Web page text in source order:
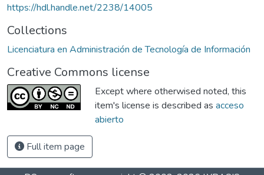
https://hdl.handle.net/2238/14005
Collections
Licenciatura en Administración de Tecnología de Información
Creative Commons license
Except where otherwised noted, this
item's license is described as acceso
abierto
Full item page